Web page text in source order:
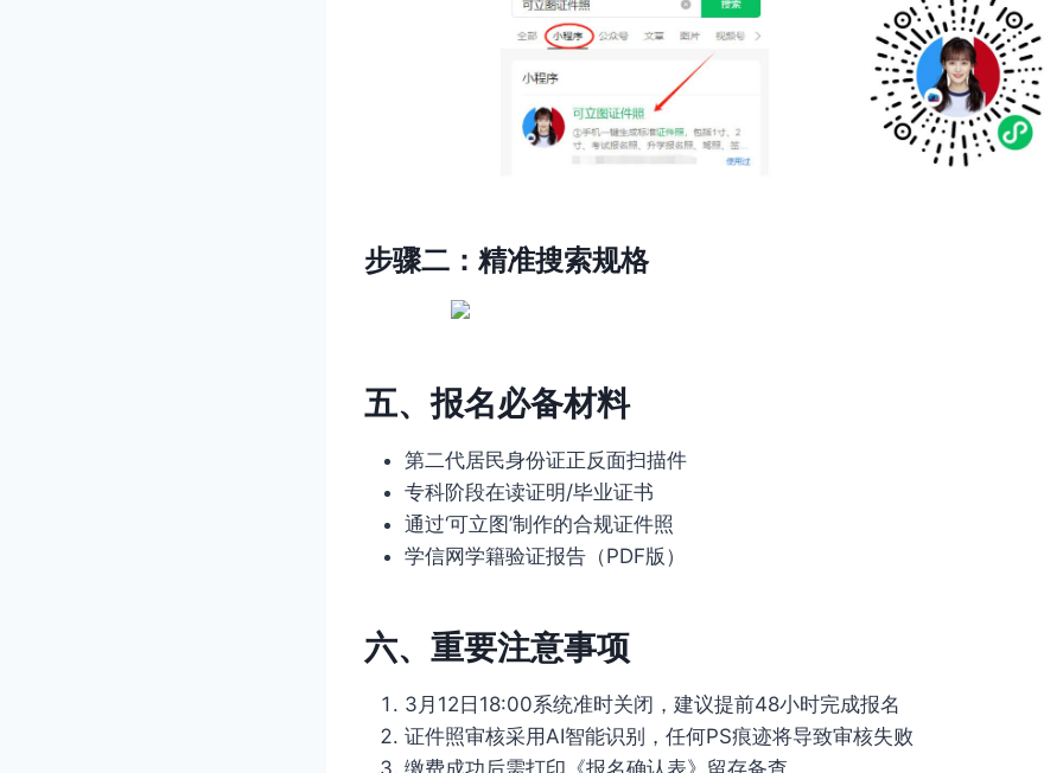
步骤二：精准搜索规格
五、报名必备材料
第二代居民身份证正反面扫描件
专科阶段在读证明/毕业证书
通过‘可立图’制作的合规证件照
学信网学籍验证报告（PDF版）
六、重要注意事项
3月12日18:00系统准时关闭，建议提前48小时完成报名
证件照审核采用AI智能识别，任何PS痕迹将导致审核失败
缴费成功后需打印《报名确认表》留存备查